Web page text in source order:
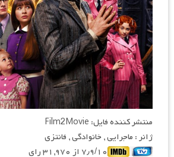
منتشر کننده فایل: Film2Movie
ژانر : ماجرایی , خانوادگی , فانتزی
۷٫۹/۱۰ از ۳۱,۹۷۰ رای